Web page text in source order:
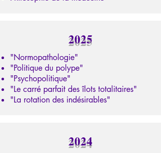
2025
"Normopathologie"
"Politique du polype"
"Psychopolitique"
"Le carré parfait des îlots totalitaires"
"La rotation des indésirables"
2024